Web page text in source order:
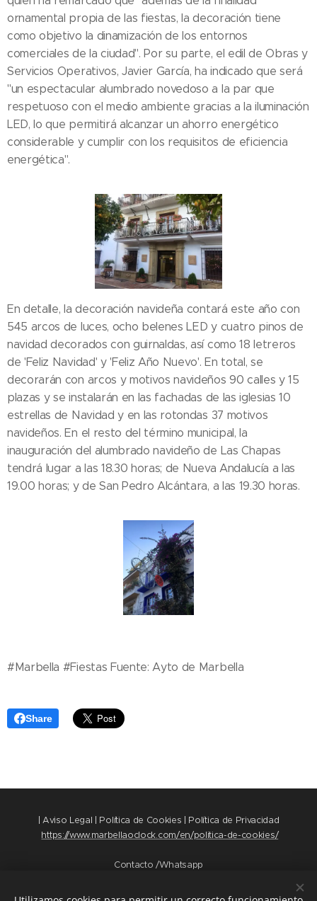
ornamental propia de las fiestas, la decoración tiene
como objetivo la dinamización de los entornos
comerciales de la ciudad". Por su parte, el edil de Obras y
Servicios Operativos, Javier García, ha indicado que será
"un espectacular alumbrado novedoso a la par que
respetuoso con el medio ambiente gracias a la iluminación
LED, lo que permitirá alcanzar un ahorro energético
considerable y cumplir con los requisitos de eficiencia
energética".
En detalle, la decoración navideña contará este año con
545 arcos de luces, ocho belenes LED y cuatro pinos de
navidad decorados con guirnaldas, así como 18 letreros
de 'Feliz Navidad' y 'Feliz Año Nuevo'. En total, se
decorarán con arcos y motivos navideños 90 calles y 15
plazas y se instalarán en las fachadas de las iglesias 10
estrellas de Navidad y en las rotondas 37 motivos
navideños. En el resto del término municipal, la
inauguración del alumbrado navideño de Las Chapas
tendrá lugar a las 18.30 horas; de Nueva Andalucía a las
19.00 horas; y de San Pedro Alcántara, a las 19.30 horas.
#Marbella #Fiestas Fuente: Ayto de Marbella
Share
| Aviso Legal | Política de Cookies | Política de Privacidad
https://www.marbellaoclock.com/en/politica-de-cookies/
Contacto /Whatsapp